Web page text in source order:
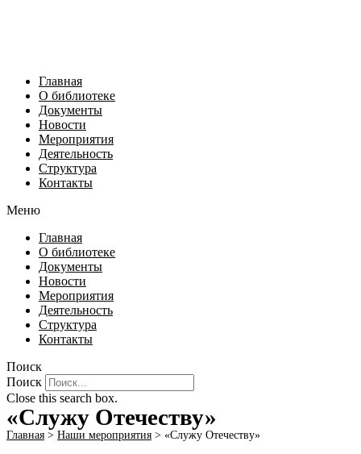
Главная
О библиотеке
Документы
Новости
Мероприятия
Деятельность
Структура
Контакты
Меню
Главная
О библиотеке
Документы
Новости
Мероприятия
Деятельность
Структура
Контакты
Поиск
Поиск
Close this search box.
«Служу Отечеству»
Главная > Наши мероприятия > «Служу Отечеству»